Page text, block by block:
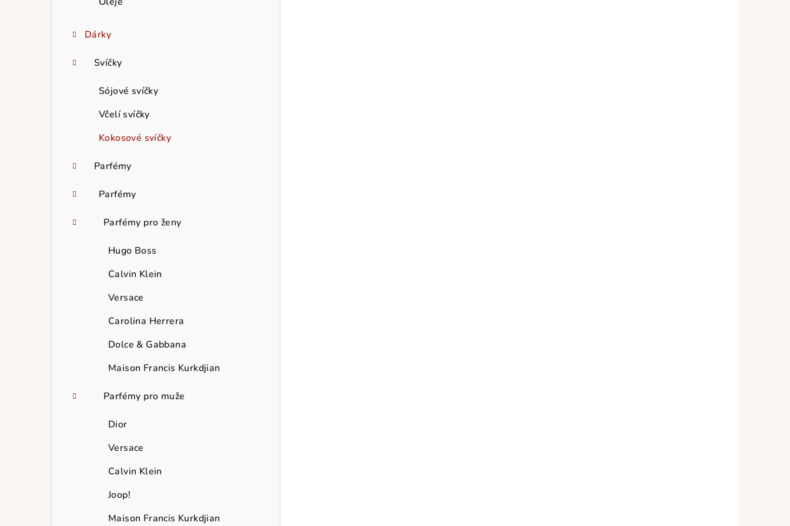
Dárky
Svíčky
Sójové svíčky
Včelí svíčky
Kokosové svíčky
Parfémy
Parfémy
Parfémy pro ženy
Hugo Boss
Calvin Klein
Versace
Carolina Herrera
Dolce & Gabbana
Maison Francis Kurkdjian
Parfémy pro muže
Dior
Versace
Calvin Klein
Joop!
Maison Francis Kurkdjian